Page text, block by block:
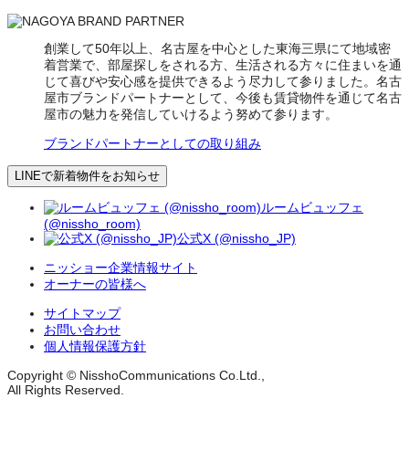
創業して50年以上、名古屋を中心とした東海三県にて地域密
着営業で、部屋探しをされる方、生活される方々に住まいを通
じて喜びや安心感を提供できるよう尽力して参りました。名古
屋市ブランドパートナーとして、今後も賃貸物件を通じて名古
屋市の魅力を発信していけるよう努めて参ります。
ブランドパートナーとしての取り組み
LINEで新着物件をお知らせ
ルームビュッフェ
(@nissho_room)
公式X (@nissho_JP)
ニッショー企業情報サイト
オーナーの皆様へ
サイトマップ
お問い合わせ
個人情報保護方針
Copyright © NisshoCommunications Co.Ltd.,
All Rights Reserved.